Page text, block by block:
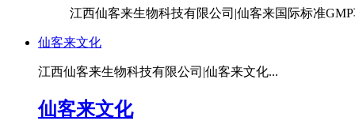
江西仙客来生物科技有限公司|仙客来国际标准GMP
仙客来文化
江西仙客来生物科技有限公司|仙客来文化...
仙客来文化